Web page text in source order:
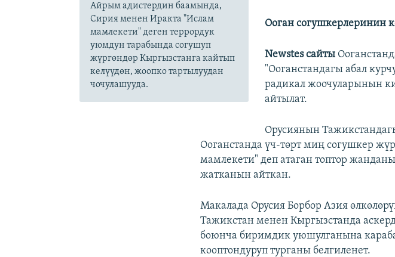
Айрым адистердин баамында,
Сирия менен Иракта "Ислам
мамлекети" деген террордук
уюмдун тарабында согушуп
жүргөндөр Кыргызстанга кайтып
келүүдөн, жоопко тартылуудан
чочулашууда.
Ооган согушкерлеринин
Newstesсайты
"Ооганстандагы абал
радикал жоочуларынын
айтылат.
Орусиянын
Ооганстанда үч-төрт миң согушкер
мамлекети" деп атаган топтор
жатканын айткан.
Макалада Орусия Борбор Азия
Тажикстан менен Кыргызстанда
боюнча биримдик уюшулганына
кооптондуруп турганы белгиленет.